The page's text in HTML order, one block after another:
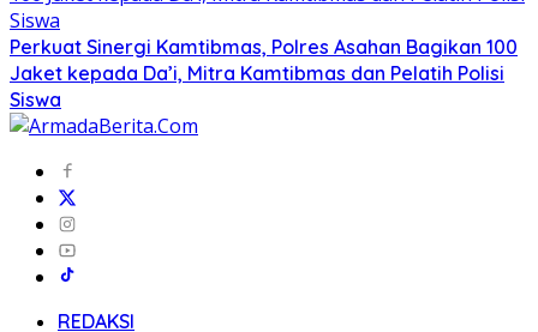
Perkuat Sinergi Kamtibmas, Polres Asahan Bagikan 100
Jaket kepada Da’i, Mitra Kamtibmas dan Pelatih Polisi
Siswa
REDAKSI